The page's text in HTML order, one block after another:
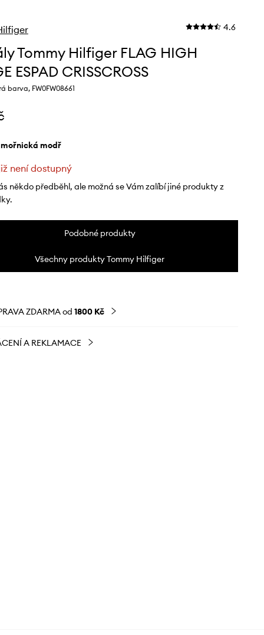
4.6
Tommy Hilfiger FLAG HIGH
ESPAD CRISSCROSS
barva, FW0FW08661
modř
není dostupný
někdo předběhl, ale možná se Vám zalíbí jiné produkty z
Podobné produkty
Všechny produkty Tommy Hilfiger
ZDARMA od 1800 Kč
A REKLAMACE